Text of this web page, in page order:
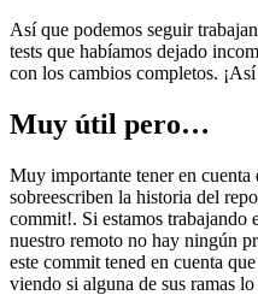
Así que podemos seguir
tests que habíamos dejado
con los cambios completos.
Muy útil pero…
Muy importante tener en cuenta
sobreescriben la historia del
commit!. Si estamos trabajando
nuestro remoto no hay ningún
este commit tened en cuenta
viendo si alguna de sus ramas